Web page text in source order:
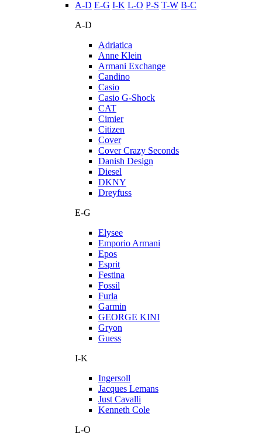
A-D E-G I-K L-O P-S T-W В-С
A-D
Adriatica
Anne Klein
Armani Exchange
Candino
Casio
Casio G-Shock
CAT
Cimier
Citizen
Cover
Cover Crazy Seconds
Danish Design
Diesel
DKNY
Dreyfuss
E-G
Elysee
Emporio Armani
Epos
Esprit
Festina
Fossil
Furla
Garmin
GEORGE KINI
Gryon
Guess
I-K
Ingersoll
Jacques Lemans
Just Cavalli
Kenneth Cole
L-O